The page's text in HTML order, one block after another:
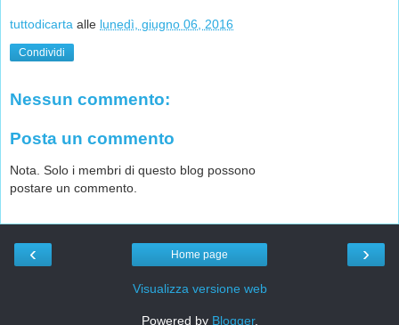
tuttodicarta alle lunedì, giugno 06, 2016
Condividi
Nessun commento:
Posta un commento
Nota. Solo i membri di questo blog possono
postare un commento.
‹ ›
Home page
Visualizza versione web
Powered by Blogger.